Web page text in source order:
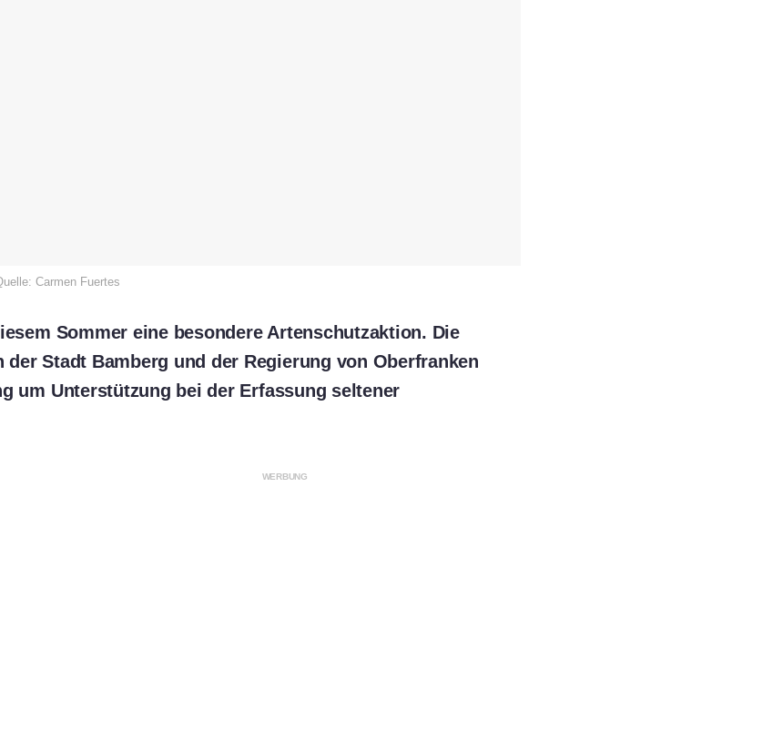
Carmen Fuertes
Sommer eine besondere Artenschutzaktion. Die
der Stadt Bamberg und der Regierung von Oberfranken
um Unterstützung bei der Erfassung seltener
WERBUNG